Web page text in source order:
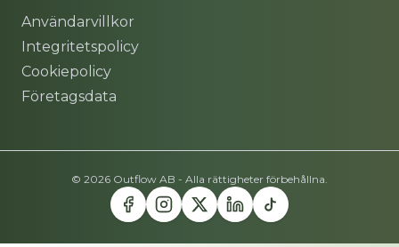
Användarvillkor
Integritetspolicy
Cookiepolicy
Företagsdata
© 2026 Outflow AB - Alla rättigheter förbehållna.